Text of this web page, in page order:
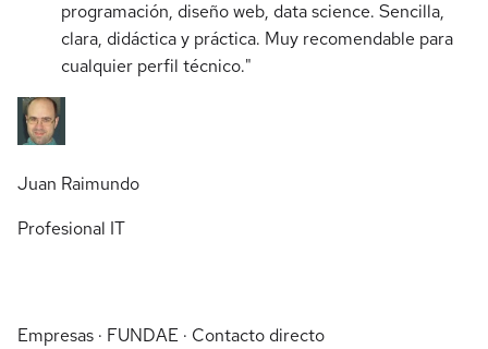
programación, diseño web, data science. Sencilla,
clara, didáctica y práctica. Muy recomendable para
cualquier perfil técnico."
Juan Raimundo
Profesional IT
Empresas · FUNDAE · Contacto directo